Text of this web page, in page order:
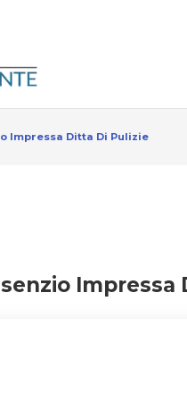
Impressa Ditta Di Pulizie
Impressa